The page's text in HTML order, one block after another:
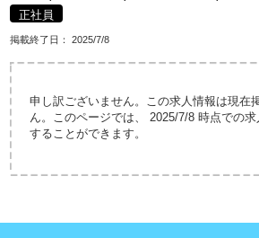
正社員
掲載終了日： 2025/7/8
申し訳ございません。この求人情報は現在
ん。このページでは、 2025/7/8 時点での
することができます。